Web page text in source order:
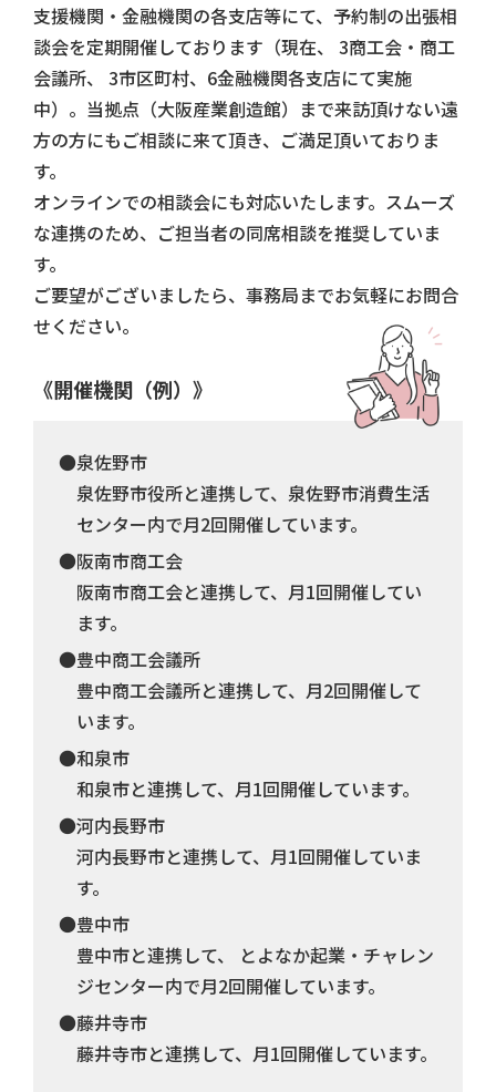
支援機関・金融機関の各支店等にて、予約制の出張相
談会を定期開催しております（現在、 3商工会・商工
会議所、 3市区町村、6金融機関各支店にて実施
中）。当拠点（大阪産業創造館）まで来訪頂けない遠
方の方にもご相談に来て頂き、ご満足頂いておりま
す。
オンラインでの相談会にも対応いたします。スムーズ
な連携のため、ご担当者の同席相談を推奨していま
す。
ご要望がございましたら、事務局までお気軽にお問合
せください。
《開催機関（例）》
●泉佐野市
泉佐野市役所と連携して、泉佐野市消費生活
センター内で月2回開催しています。
●阪南市商工会
阪南市商工会と連携して、月1回開催してい
ます。
●豊中商工会議所
豊中商工会議所と連携して、月2回開催して
います。
●和泉市
和泉市と連携して、月1回開催しています。
●河内長野市
河内長野市と連携して、月1回開催していま
す。
●豊中市
豊中市と連携して、 とよなか起業・チャレン
ジセンター内で月2回開催しています。
●藤井寺市
藤井寺市と連携して、月1回開催しています。